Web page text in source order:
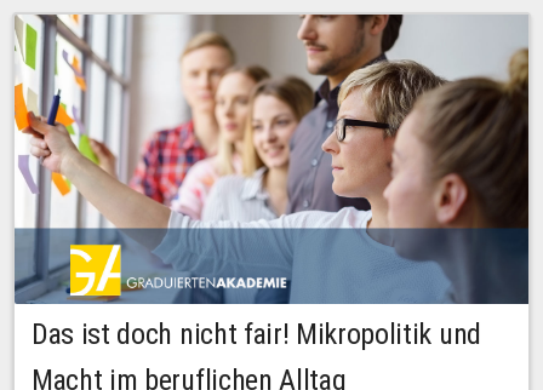
Das ist doch nicht fair! Mikropolitik und
Macht im beruflichen Alltag